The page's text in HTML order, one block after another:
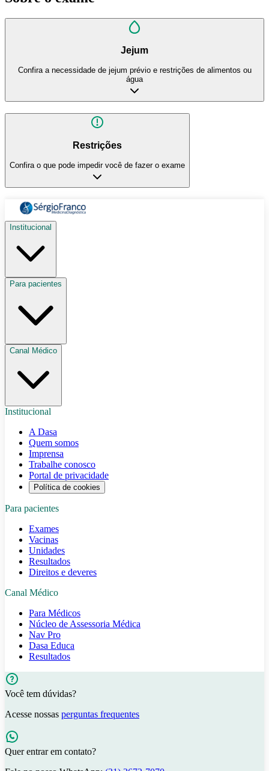
Jejum
Confira a necessidade de jejum prévio e restrições de alimentos ou
água
Restrições
Confira o que pode impedir você de fazer o exame
Institucional
Para pacientes
Canal Médico
Institucional
A Dasa
Quem somos
Imprensa
Trabalhe conosco
Portal de privacidade
Política de cookies
Para pacientes
Exames
Vacinas
Unidades
Resultados
Direitos e deveres
Canal Médico
Para Médicos
Núcleo de Assessoria Médica
Nav Pro
Dasa Educa
Resultados
Você tem dúvidas?
Acesse nossas perguntas frequentes
Quer entrar em contato?